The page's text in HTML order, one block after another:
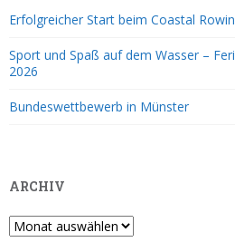
Erfolgreicher Start beim Coastal
Sport und Spaß auf dem Wasser –
2026
Bundeswettbewerb in Münster
ARCHIV